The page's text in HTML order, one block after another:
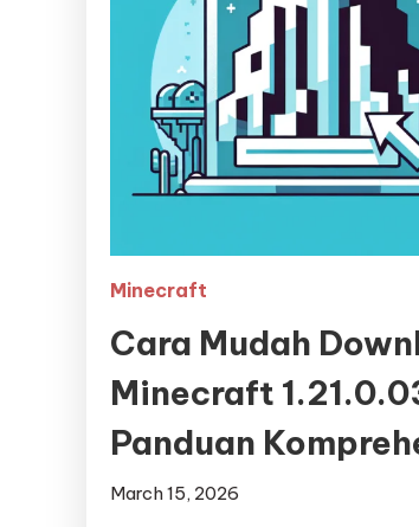
Minecraft
Cara Mudah
Minecraft
Panduan
March 15, 2026